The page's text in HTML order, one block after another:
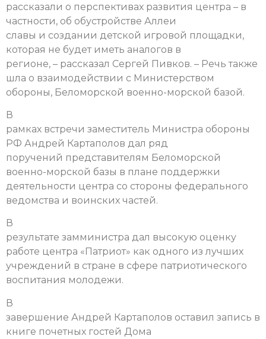
рассказали о перспективах развития центра – в
частности, об обустройстве Аллеи
славы и создании детской игровой площадки,
которая не будет иметь аналогов в
регионе, – рассказал Сергей Пивков. – Речь также
шла о взаимодействии с Министерством
обороны, Беломорской военно-морской базой.
В
рамках встречи заместитель Министра обороны
РФ Андрей Картаполов дал ряд
поручений представителям Беломорской
военно-морской базы в плане поддержки
деятельности центра со стороны федерального
ведомства и воинских частей.
В
результате замминистра дал высокую оценку
работе центра «Патриот» как одного из лучших
учреждений в стране в сфере патриотического
воспитания молодежи.
В
завершение Андрей Картаполов оставил запись в
книге почетных гостей Дома